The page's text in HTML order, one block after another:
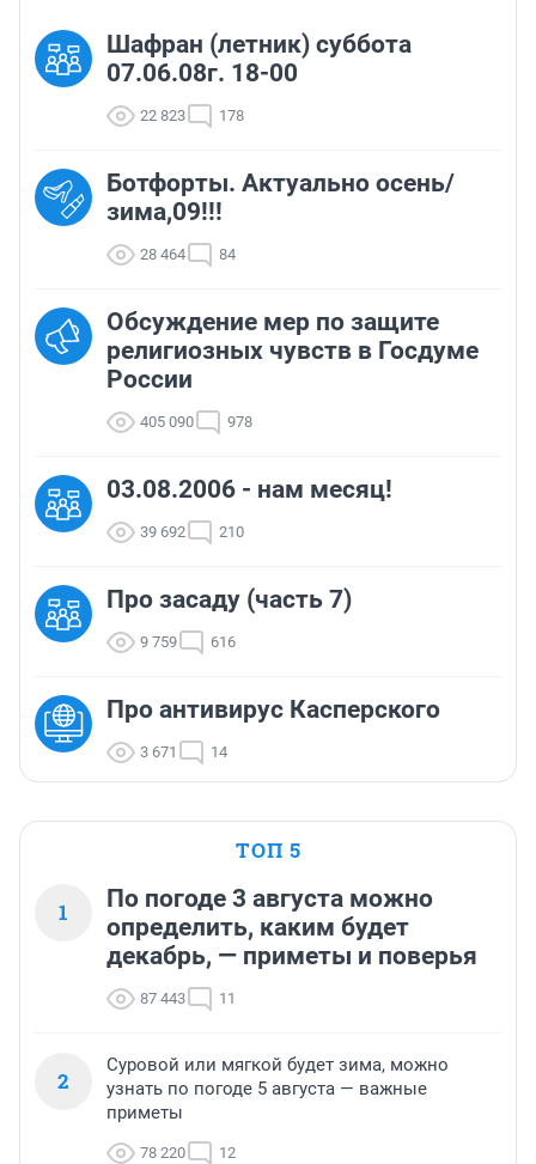
Шафран (летник) суббота
07.06.08г. 18-00
22 823 178
Ботфорты. Актуально осень/
зима,09!!!
28 464 84
Обсуждение мер по защите
религиозных чувств в Госдуме
России
405 090 978
03.08.2006 - нам месяц!
39 692 210
Про засаду (часть 7)
9 759 616
Про антивирус Касперского
3 671 14
ТОП 5
1
По погоде 3 августа можно
определить, каким будет
декабрь, — приметы и поверья
87 443 11
2
Суровой или мягкой будет зима, можно
узнать по погоде 5 августа — важные
приметы
78 220 12